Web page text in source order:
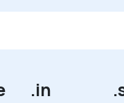
.in